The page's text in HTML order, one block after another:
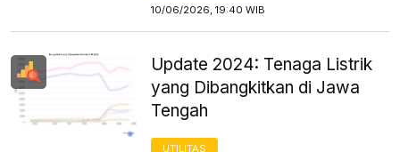
10/06/2026, 19:40 WIB
Update 2024: Tenaga Listrik
yang Dibangkitkan di Jawa
Tengah
UTILITAS